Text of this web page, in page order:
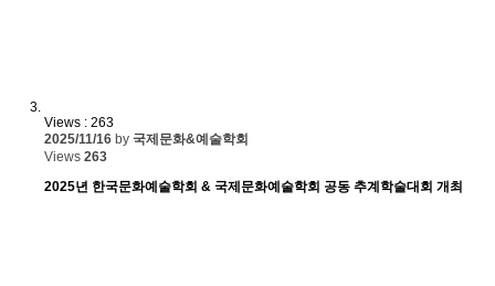
Views : 263
2025/11/16 by 국제문화&예술학회
Views 263
2025년 한국문화예술학회 & 국제문화예술학회 공동 추계학술대회 개최